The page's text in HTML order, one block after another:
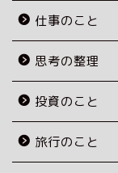
仕事のこと
思考の整理
投資のこと
旅行のこと